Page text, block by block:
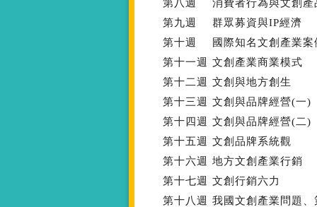
第八週
消費者行為與文創產
第九週
群眾募資與IP經濟
第十週
國際知名文創產業案
第十一週
文創產業商業模式
第十二週
文創與地方創生
第十三週
文創與品牌經營(一)
第十四週
文創與品牌經營(二)
第十五週
文創品牌系統觀
第十六週
地方文創產業行銷
第十七週
文創行銷六力
第十八週
我國文創產業問題、